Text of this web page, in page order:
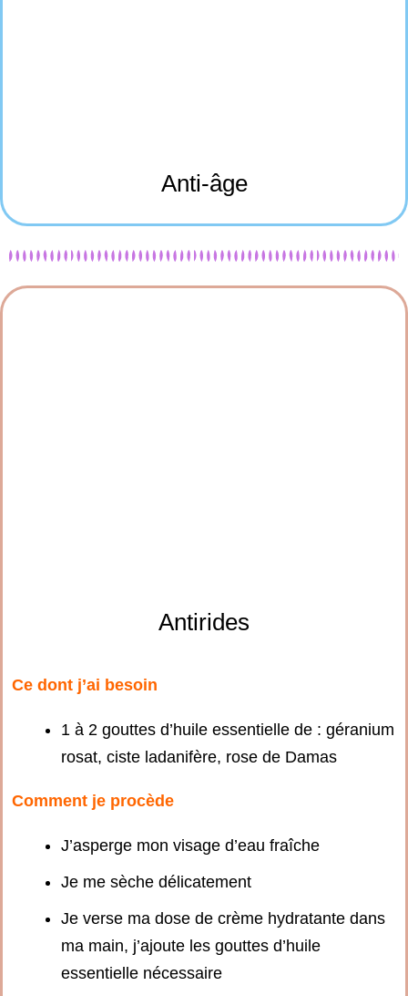
Anti-âge
Antirides
Ce dont j’ai besoin
1 à 2 gouttes d’huile essentielle de : géranium
rosat, ciste ladanifère, rose de Damas
Comment je procède
J’asperge mon visage d’eau fraîche
Je me sèche délicatement
Je verse ma dose de crème hydratante dans
ma main, j’ajoute les gouttes d’huile
essentielle nécessaire